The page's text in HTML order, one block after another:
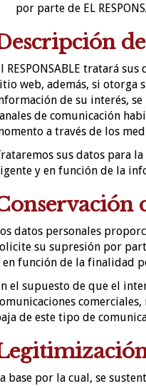
por parte de EL
RESPONSABLE tratará
web, además, si otorga
de su interés,
de comunicación
a través de los
sus datos para
y en función de la
datos personales
su supresión por
en función de la finalidad
el supuesto de que el
de este tipo de
base por la cual, se